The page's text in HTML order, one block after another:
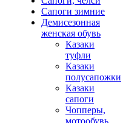
Сапоги зимние
Демисезонная
женская обувь
Казаки
туфли
Казаки
полусапожки
Казаки
сапоги
Чопперы,